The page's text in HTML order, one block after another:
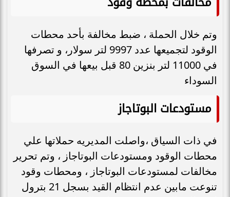
وتم خلال الحملة ، ضبط مخالفة بأحد محطات
الوقود لتجميعها عدد 9997 لتر سولار، و تصرفها
في 11000 لتر بنزين 80 قبل بيعها في السوق
السوداء
مستودعات البوتاجاز
في ذات السياق ،واصلت المديريه حملاتها علي
محطات الوقود ومستودعات البوتاجاز ، وتم تحرير
مخالفات لمستودعات البوتاجاز ، ومحطات وقود
تنوعت مابين عدم انتظام القيد بسجل 21 بترول